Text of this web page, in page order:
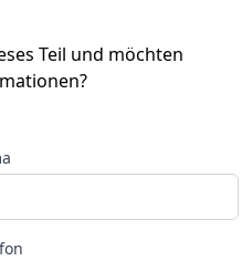
Teil und möchten